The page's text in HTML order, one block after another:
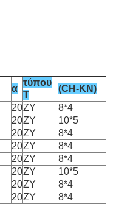
α
τύπου
Τ
(CH-KN)
20ZY
8*4
20ZY
10*5
20ZY
8*4
20ZY
8*4
20ZY
8*4
20ZY
10*5
20ZY
8*4
20ZY
8*4